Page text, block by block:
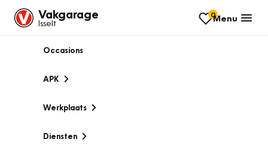
Vakgarage
Isselt
0Menu
Occasions
APK
Werkplaats
Diensten